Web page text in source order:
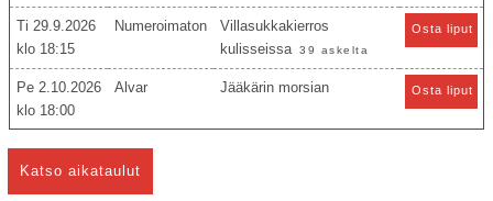
Ti 29.9.2026
18:15
Numeroimaton
Villasukkakierros
kulisseissa
39 askelta
Osta liput
Pe 2.10.2026
18:00
Alvar Jääkärin morsian Osta liput
Katso aikataulut